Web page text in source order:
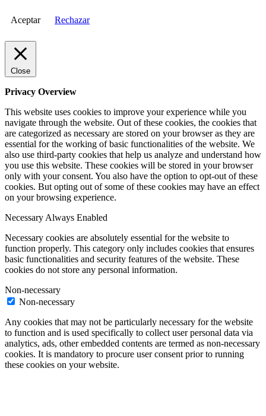
Aceptar Rechazar
Close
Privacy Overview
This website uses cookies to improve your experience while you
navigate through the website. Out of these cookies, the cookies that
are categorized as necessary are stored on your browser as they are
essential for the working of basic functionalities of the website. We
also use third-party cookies that help us analyze and understand how
you use this website. These cookies will be stored in your browser
only with your consent. You also have the option to opt-out of these
cookies. But opting out of some of these cookies may have an effect
on your browsing experience.
NecessaryAlways Enabled
Necessary cookies are absolutely essential for the website to
function properly. This category only includes cookies that ensures
basic functionalities and security features of the website. These
cookies do not store any personal information.
Non-necessary
Non-necessary
Any cookies that may not be particularly necessary for the website
to function and is used specifically to collect user personal data via
analytics, ads, other embedded contents are termed as non-necessary
cookies. It is mandatory to procure user consent prior to running
these cookies on your website.